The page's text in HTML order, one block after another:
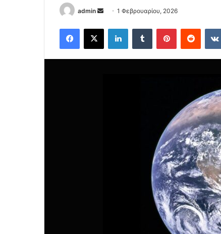
admin
Send
email
1 Φεβρουαρίου, 2026
Facebook
X LinkedInTumblr PinterestReddit